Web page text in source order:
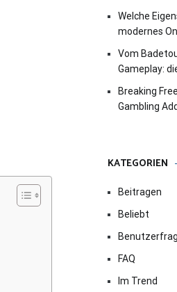
Welche
modernes
Vom
Gameplay:
Breaking
Gambling
KATEGORIEN
Beitragen
Beliebt
FAQ
Im Trend